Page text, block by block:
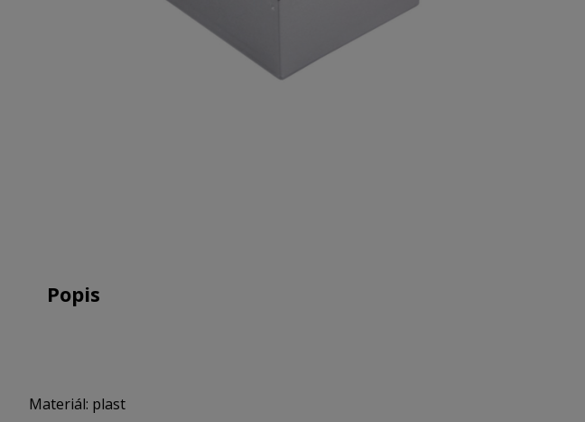
Popis
Materiál: plast